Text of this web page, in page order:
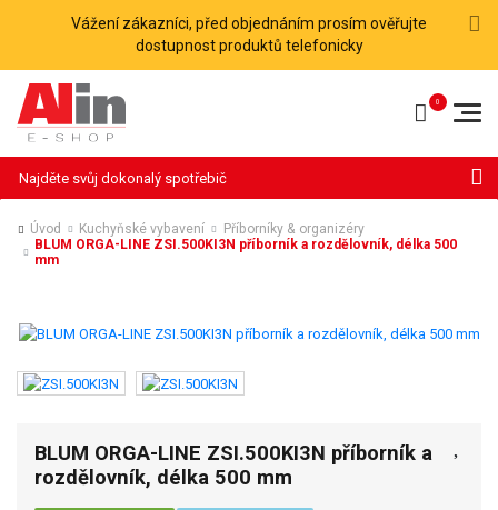
Vážení zákazníci, před objednáním prosím ověřujte
dostupnost produktů telefonicky
Úvod Kuchyňské vybavení
Příborníky & organizéry
BLUM ORGA-LINE ZSI.500KI3N příborník a rozdělovník, délka 500
mm
BLUM ORGA-LINE ZSI.500KI3N příborník a
rozdělovník, délka 500 mm